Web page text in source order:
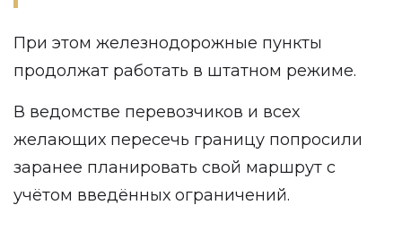
При этом железнодорожные пункты
продолжат работать в штатном режиме.
В ведомстве перевозчиков и всех
желающих пересечь границу попросили
заранее планировать свой маршрут с
учётом введённых ограничений.